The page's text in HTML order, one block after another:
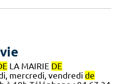
vie
LA MAIRIE DE
mercredi, vendredi de